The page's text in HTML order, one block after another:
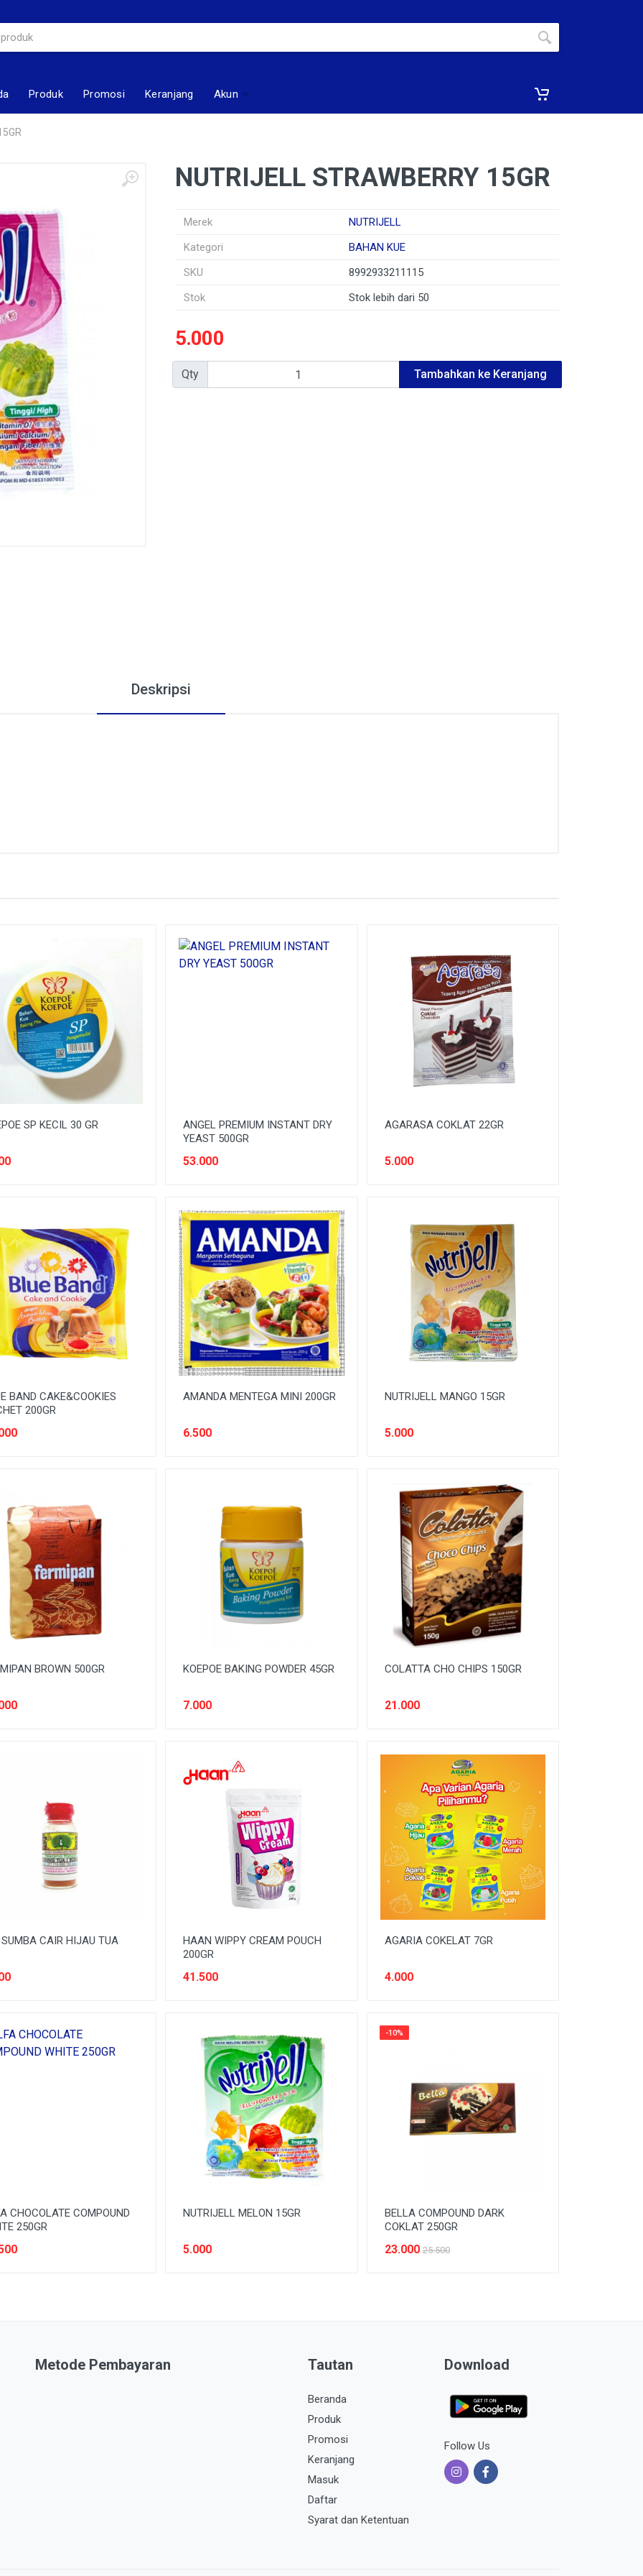
Produk Promosi Keranjang Akun
NUTRIJELL STRAWBERRY 15GR
Merek
NUTRIJELL
Kategori
BAHAN KUE
SKU
8992933211115
Stok
Stok lebih dari 50
5.000
Qty Tambahkan ke Keranjang
Deskripsi
SP KECIL 30 GR
ANGEL PREMIUM INSTANT DRY
YEAST 500GR
53.000
AGARASA COKLAT 22GR
5.000
BAND CAKE&COOKIES
200GR
AMANDA MENTEGA MINI 200GR
6.500
NUTRIJELL MANGO 15GR
5.000
BROWN 500GR KOEPOE BAKING POWDER 45GR
7.000
COLATTA CHO CHIPS 150GR
21.000
CAIR HIJAU TUA
HAAN WIPPY CREAM POUCH
200GR
41.500
AGARIA COKELAT 7GR
4.000
CHOCOLATE COMPOUND
250GR
NUTRIJELL MELON 15GR
5.000
-10%
BELLA COMPOUND DARK
COKLAT 250GR
23.000 25.500
Metode Pembayaran Tautan
Beranda
Produk
Promosi
Keranjang
Masuk
Daftar
Syarat dan Ketentuan
Download
Follow Us